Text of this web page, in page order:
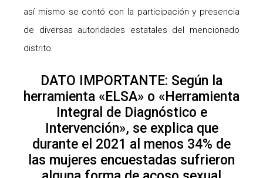
así mismo se contó con la participación y presencia
de diversas autoridades estatales del mencionado
distrito.
DATO IMPORTANTE: Según la
herramienta «ELSA» o «Herramienta
Integral de Diagnóstico e
Intervención», se explica que
durante el 2021 al menos 34% de
las mujeres encuestadas sufrieron